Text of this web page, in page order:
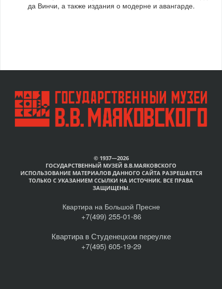
да Винчи, а также издания о модерне и авангарде.
© 1937—2026
ГОСУДАРСТВЕННЫЙ МУЗЕЙ В.В.МАЯКОВСКОГО
ИСПОЛЬЗОВАНИЕ МАТЕРИАЛОВ ДАННОГО САЙТА РАЗРЕШАЕТСЯ
ТОЛЬКО С УКАЗАНИЕМ ССЫЛКИ НА ИСТОЧНИК. ВСЕ ПРАВА
ЗАЩИЩЕНЫ.
Квартира на Большой Пресне
+7(499) 255-01-86
Квартира в Студенецком переулке
+7(495) 605-19-29